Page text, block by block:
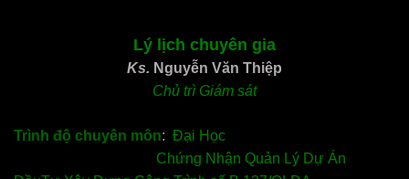
Lý lịch chuyên gia
Ks. Nguyễn Văn Thiệp
Chủ trì Giám sát
Trình độ chuyên môn: Đại Học
Chứng Nhận Quản Lý Dự Án